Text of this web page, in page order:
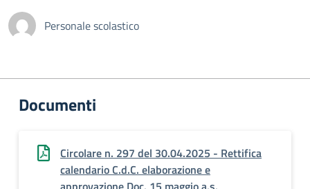
Personale scolastico
Documenti
Circolare n. 297 del 30.04.2025 - Rettifica
calendario C.d.C. elaborazione e